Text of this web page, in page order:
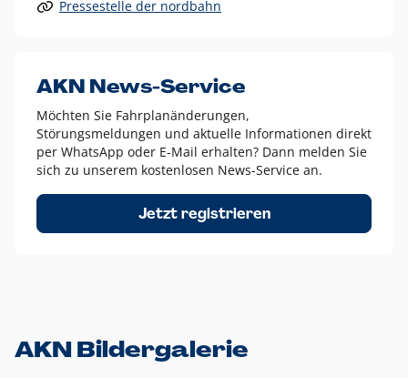
Alle anderen Logo-Varianten dürfen nur in Ausnahmefällen
Diese Ausnahmen sind zum Beispiel:
dem AKN Blau,
weißes Logo auf Fotohintergründen,
schwarzes Logo für reine Schwarz-Weiß-Umsetzungen
Um das Logo herum muss ein Schutzraum von jeweils einer
Höhe bzw. Breite des N aus AKN in alle Richtungen
Pressestelle der nordbahn
AKN News-Service
Möchten Sie Fahrplanänderungen,
Störungsmeldungen und aktuelle Informationen direkt
per WhatsApp oder E-Mail erhalten? Dann melden Sie
sich zu unserem kostenlosen News-Service an.
Jetzt registrieren
AKN Bildergalerie